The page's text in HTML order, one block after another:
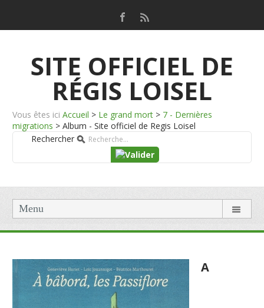
SITE OFFICIEL DE
RÉGIS LOISEL
Vous êtes ici Accueil > Le grand mort > 7 - Dernières
migrations > Album - Site officiel de Regis Loisel
Rechercher
Menu
A